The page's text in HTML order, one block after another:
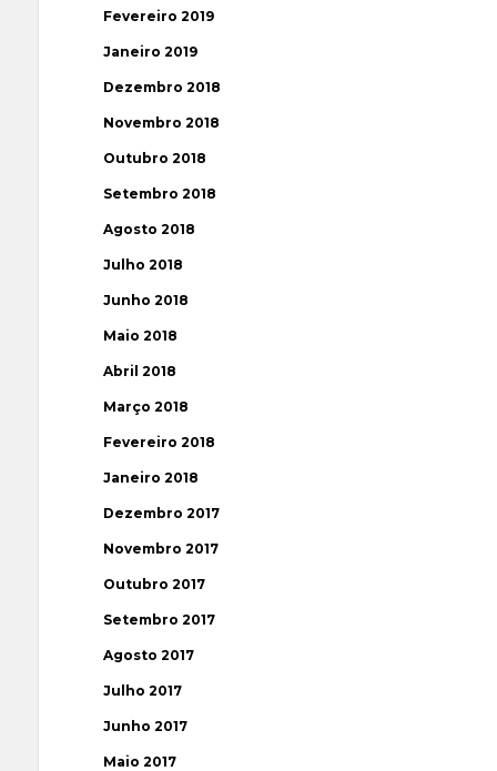
Fevereiro 2019
Janeiro 2019
Dezembro 2018
Novembro 2018
Outubro 2018
Setembro 2018
Agosto 2018
Julho 2018
Junho 2018
Maio 2018
Abril 2018
Março 2018
Fevereiro 2018
Janeiro 2018
Dezembro 2017
Novembro 2017
Outubro 2017
Setembro 2017
Agosto 2017
Julho 2017
Junho 2017
Maio 2017